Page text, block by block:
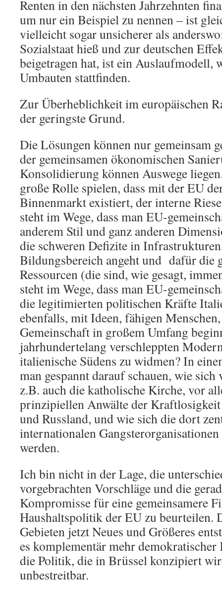
Renten in den nächsten Jahrzehnten
um nur ein Beispiel zu nennen – ist
vielleicht sogar unsicherer als
Sozialstaat hieß und zur deutschen
beigetragen hat, ist ein Auslaufmodell,
Umbauten stattfinden.
Zur Überheblichkeit im europäischen
der geringste Grund.
Die Lösungen können nur gemeinsam
der gemeinsamen ökonomischen
Konsolidierung können Auswege
große Rolle spielen, dass mit der EU
Binnenmarkt existiert, der interne
steht im Wege, dass man EU-
anderem Stil und ganz anderen
die schweren Defizite in
Bildungsbereich angeht und dafür die
Ressourcen (die sind, wie gesagt,
steht im Wege, dass man EU-
die legitimierten politischen Kräfte
ebenfalls, mit Ideen, fähigen
Gemeinschaft in großem Umfang
jahrhundertelang verschleppten
italienische Südens zu widmen? In
man gespannt darauf schauen, wie
z.B. auch die katholische Kirche, vor
prinzipiellen Anwälte der
und Russland, und wie sich die dort
internationalen
werden.
Ich bin nicht in der Lage, die
vorgebrachten Vorschläge und die
Kompromisse für eine gemeinsamere
Haushaltspolitik der EU zu beurteilen.
Gebieten jetzt Neues und Größeres
es komplementär mehr
die Politik, die in Brüssel konzipiert
unbestreitbar.